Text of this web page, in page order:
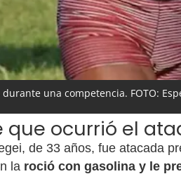
durante una competencia. FOTO:
que ocurrió el
de 33 años, fue atacada
la roció con gasolina y le